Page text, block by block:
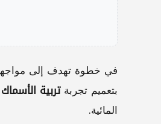
في خطوة تهدف إلى مواجهة
بتعميم تجربةتربية
المائية.